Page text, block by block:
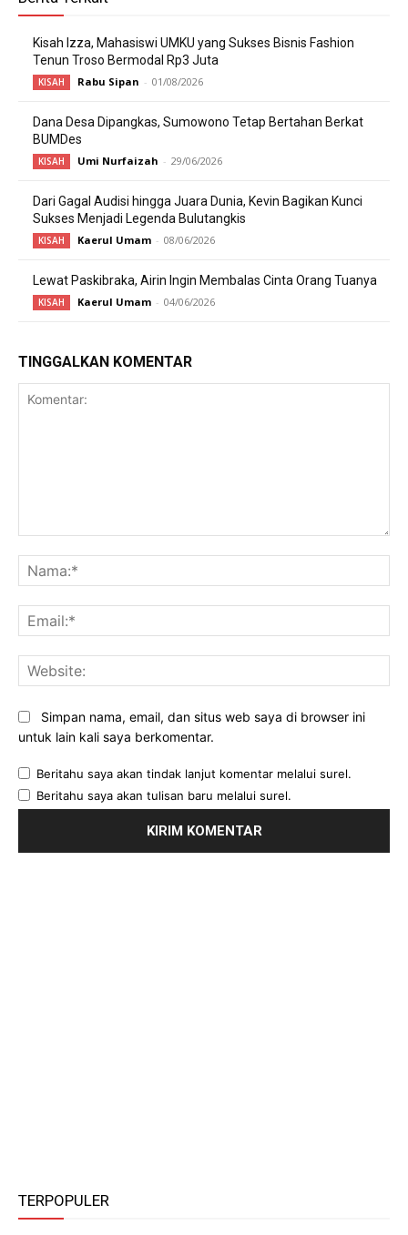
Kisah Izza, Mahasiswi UMKU yang Sukses Bisnis Fashion
Tenun Troso Bermodal Rp3 Juta
KISAH Rabu Sipan - 01/08/2026
Dana Desa Dipangkas, Sumowono Tetap Bertahan Berkat
BUMDes
KISAH Umi Nurfaizah - 29/06/2026
Dari Gagal Audisi hingga Juara Dunia, Kevin Bagikan Kunci
Sukses Menjadi Legenda Bulutangkis
KISAH Kaerul Umam - 08/06/2026
Lewat Paskibraka, Airin Ingin Membalas Cinta Orang Tuanya
KISAH Kaerul Umam - 04/06/2026
TINGGALKAN KOMENTAR
Simpan nama, email, dan situs web saya di browser ini
untuk lain kali saya berkomentar.
Beritahu saya akan tindak lanjut komentar melalui surel.
Beritahu saya akan tulisan baru melalui surel.
TERPOPULER